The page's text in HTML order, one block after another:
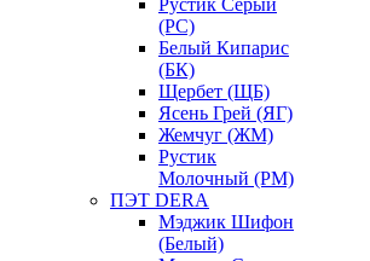
Рустик Серый
(РС)
Белый Кипарис
(БК)
Щербет (ЩБ)
Ясень Грей (ЯГ)
Жемчуг (ЖМ)
Рустик
Молочный (РМ)
ПЭТ DERA
Мэджик Шифон
(Белый)